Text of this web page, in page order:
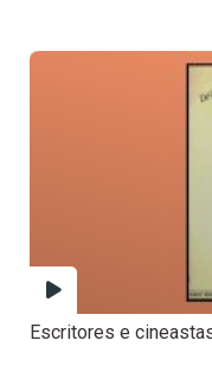
Escritores e